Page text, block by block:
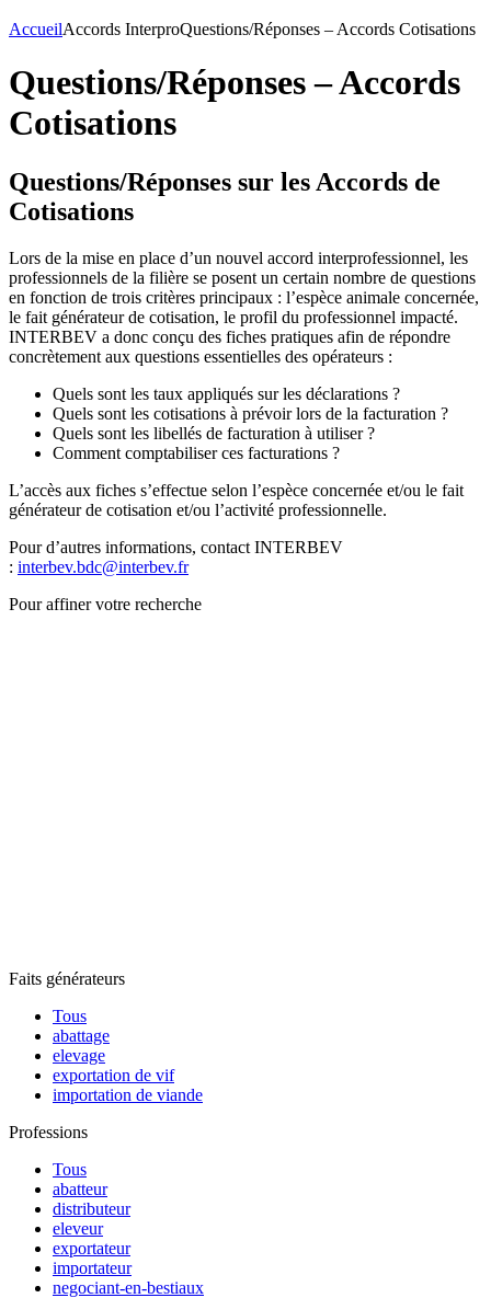
AccueilAccords InterproQuestions/Réponses – Accords Cotisations
Questions/Réponses – Accords
Cotisations
Questions/Réponses sur les Accords de
Cotisations
Lors de la mise en place d’un nouvel accord interprofessionnel, les
professionnels de la filière se posent un certain nombre de questions
en fonction de trois critères principaux : l’espèce animale concernée,
le fait générateur de cotisation, le profil du professionnel impacté.
INTERBEV a donc conçu des fiches pratiques afin de répondre
concrètement aux questions essentielles des opérateurs :
Quels sont les taux appliqués sur les déclarations ?
Quels sont les cotisations à prévoir lors de la facturation ?
Quels sont les libellés de facturation à utiliser ?
Comment comptabiliser ces facturations ?
L’accès aux fiches s’effectue selon l’espèce concernée et/ou le fait
générateur de cotisation et/ou l’activité professionnelle.
Pour d’autres informations, contact INTERBEV
: interbev.bdc@interbev.fr
Pour affiner votre recherche
Faits générateurs
Tous
abattage
elevage
exportation de vif
importation de viande
Professions
Tous
abatteur
distributeur
eleveur
exportateur
importateur
negociant-en-bestiaux